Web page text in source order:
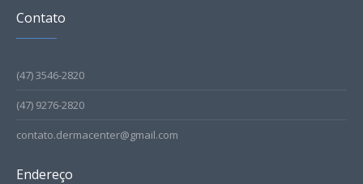
Contato
(47) 3546-2820
(47) 9276-2820
contato.dermacenter@gmail.com
Endereço